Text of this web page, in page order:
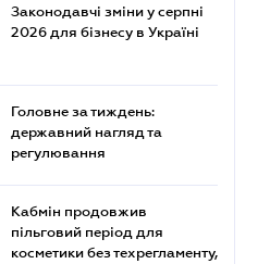
Законодавчі зміни у серпні
2026 для бізнесу в Україні
Головне за тиждень:
державний нагляд та
регулювання
Кабмін продовжив
пільговий період для
косметики без техрегламенту,